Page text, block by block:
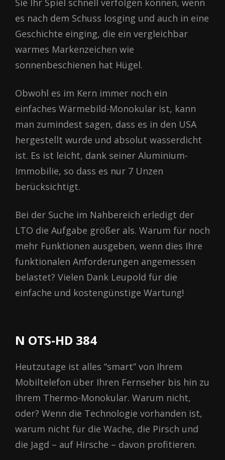
es nach dem Schuss losging und auch in eine
Geschichte einging, die ein vergleichbar
warmes Markenzeichen wie
sonnenbeschienen hat Hügel.
Obwohl es im Kern immer noch ein
einfaches Wärmebild-Monokular ist, kann
man zumindest sagen, dass es in den USA
hergestellt wurde und absolut wasserdicht
ist. Es ist leicht, dank seiner Aluminium-
Immobilie, so dass es nur 7 Unzen
berücksichtigt.
Bei der Suche im Nahbereich erledigt der
LTO die Aufgabe größer als. Warum für noch
mehr Funktionen ausgeben, wenn dies Ihre
funktionalen Anforderungen angemessen
belastet? Vielen Dank Leupold für die
einfache und kostengünstige Wartung!
N ОТЅ-НD 384
Heutzutage ist alles “smart” von Ihrem
Mobiltelefon über Ihren Fernseher bis hin zu
Ihrem Thermo-Monokular. Warum nicht,
oder? Wenn die Technologie vorhanden ist,
warum nicht für die Wache, die Pirsch und
die Jagd – auf Hirsche – davon profitieren.